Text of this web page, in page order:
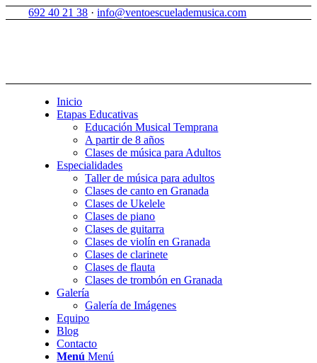
692 40 21 38 ·info@ventoescuelademusica.com
Inicio
Etapas Educativas
Educación Musical Temprana
A partir de 8 años
Clases de música para Adultos
Especialidades
Taller de música para adultos
Clases de canto en Granada
Clases de Ukelele
Clases de piano
Clases de guitarra
Clases de violín en Granada
Clases de clarinete
Clases de flauta
Clases de trombón en Granada
Galería
Galería de Imágenes
Equipo
Blog
Contacto
Menú Menú